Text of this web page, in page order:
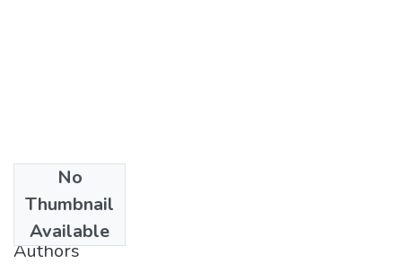
No
Thumbnail
Available
1976
Authors